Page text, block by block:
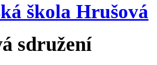
škola Hrušová
sdružení